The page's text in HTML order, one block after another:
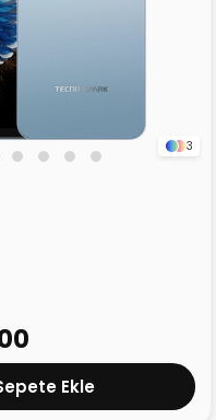
3
Ekle